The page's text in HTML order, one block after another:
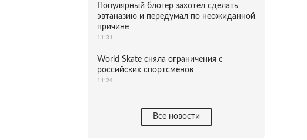
Популярный блогер захотел сделать
эвтаназию и передумал по неожиданной
причине
11:31
World Skate сняла ограничения с
российских спортсменов
11:24
Все новости